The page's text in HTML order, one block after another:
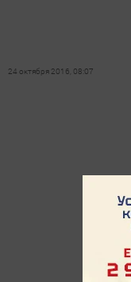
24 октября 2016, 08:07